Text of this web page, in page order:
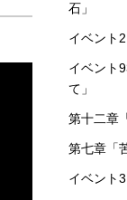
石」
イベント
イベント
て」
第十二章
第七章「
イベント